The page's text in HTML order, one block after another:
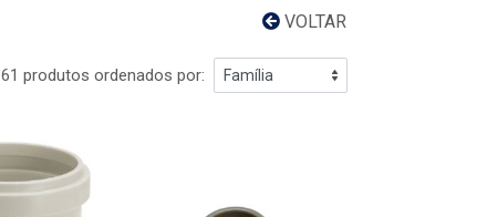
VOLTAR
61 produtos ordenados por: